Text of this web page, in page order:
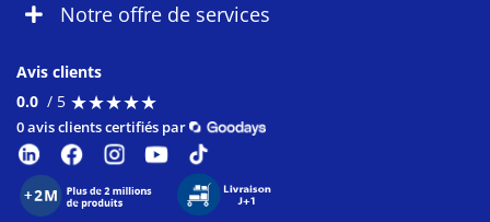
Notre offre de services
Avis clients
0.0 / 5 ★★★★★
★★★★★
0 avis clients certifiés par